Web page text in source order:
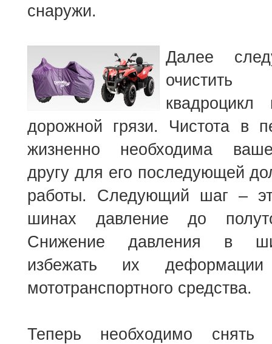
снаружи.
Далее
дорожной грязи. Чистота в
жизненно необходима
другу для его последующей
работы. Следующий шаг –
шинах давление до
Снижение давления в
избежать их
мототранспортного средства.
Теперь необходимо снять